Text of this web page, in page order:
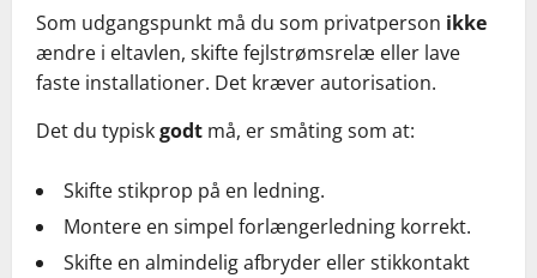
Som udgangspunkt må du som privatperson ikke
ændre i eltavlen, skifte fejlstrømsrelæ eller lave
faste installationer. Det kræver autorisation.
Det du typiskgodt må, er småting som at:
Skifte stikprop på en ledning.
Montere en simpel forlængerledning korrekt.
Skifte en almindelig afbryder eller stikkontakt